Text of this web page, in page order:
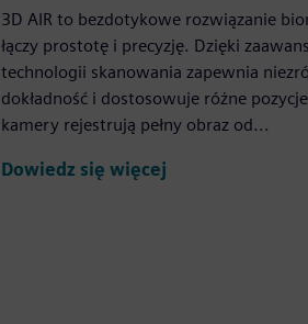
3D AIR to bezdotykowe rozwiązanie
łączy prostotę i precyzję. Dzięki
technologii skanowania zapewnia
dokładność i dostosowuje różne
kamery rejestrują pełny obraz od...
Dowiedz się więcej